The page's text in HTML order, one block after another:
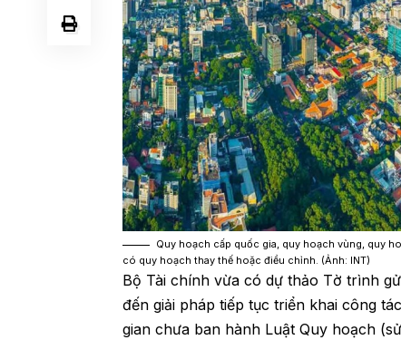
Quy hoạch cấp quốc gia, quy hoạch vùng, quy
có quy hoạch thay thế hoặc điều chỉnh. (Ảnh: INT)
Bộ Tài chính vừa có dự thảo Tờ trình
đến giải pháp tiếp tục triển khai công
gian chưa ban hành Luật Quy hoạch